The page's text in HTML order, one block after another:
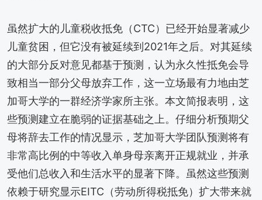
虽然扩大的儿童税收抵免（CTC）已经开始显著减少
儿童贫困，但它没有被延续到2021年之后。对其延续
的大部分反对意见都基于预测，认为永久性抵免会导
致相当一部分父母放弃工作，这一立场最有力地由芝
加哥大学的一群经济学家所主张。本文简报表明，这
些预测建立在脆弱的证据基础之上。仔细分析预期父
母将辞去工作的情况显示，芝加哥大学团队预测将有
非常高比例的中等收入单身母亲离开正规就业，并承
受他们总收入和生活水平的显著下降。虽然这些预测
依赖于研究显示EITC（劳动所得税抵免）扩大带来就